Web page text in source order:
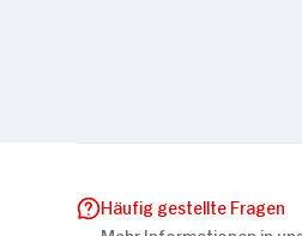
Häufig gestellte Fragen